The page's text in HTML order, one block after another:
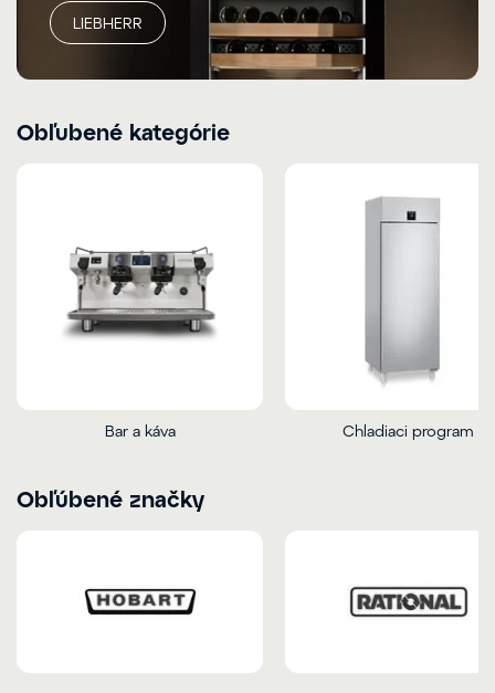
LIEBHERR
Obľubené kategórie
Bar a káva Chladiaci program
Obľúbené značky